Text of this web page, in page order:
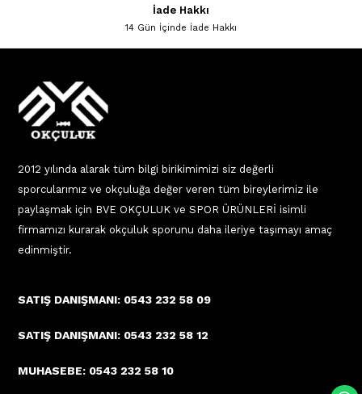
İade Hakkı
14 Gün İçinde İade Hakkı
2012 yılında alarak tüm bilgi birikimimizi siz değerli
sporcularımız ve okçuluğa değer veren tüm bireylerimiz ile
paylaşmak için BVE OKÇULUK ve SPOR ÜRÜNLERİ isimli
firmamızı kurarak okçuluk sporunu daha ileriye taşımayı amaç
edinmiştir.
SATIŞ DANIŞMANI: 0543 232 58 09
SATIŞ DANIŞMANI: 0543 232 58 12
MUHASEBE: 0543 232 58 10